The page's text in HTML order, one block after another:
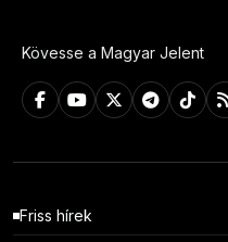
Kövesse a Magyar Jelent
Friss hírek